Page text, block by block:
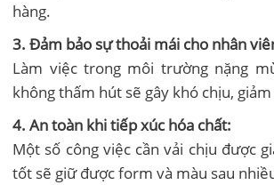
hàng.
3. Đảm bảo sự thoải mái cho nhân
Làm việc trong môi trường nặng
không thấm hút sẽ gây khó chịu,
4. An toàn khi tiếp xúc hóa chất:
Một số công việc cần vải chịu được
tốt sẽ giữ được form và màu sau